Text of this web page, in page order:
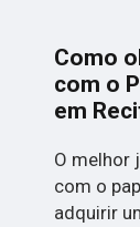
Como
com o
em
O melhor
com o
adquirir